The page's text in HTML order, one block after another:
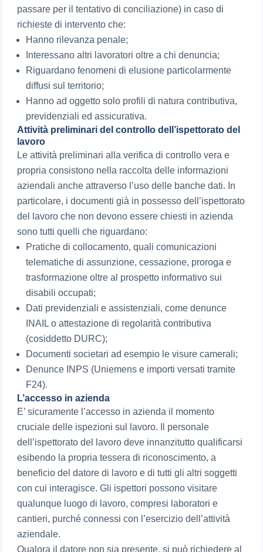
passare per il tentativo di conciliazione) in caso di
richieste di intervento che:
Hanno rilevanza penale;
Interessano altri lavoratori oltre a chi denuncia;
Riguardano fenomeni di elusione particolarmente
diffusi sul territorio;
Hanno ad oggetto solo profili di natura contributiva,
previdenziali ed assicurativa.
Attività preliminari del controllo dell’ispettorato del
lavoro
Le attività preliminari alla verifica di controllo vera e
propria consistono nella raccolta delle informazioni
aziendali anche attraverso l’uso delle banche dati. In
particolare, i documenti già in possesso dell’ispettorato
del lavoro che non devono essere chiesti in azienda
sono tutti quelli che riguardano:
Pratiche di collocamento, quali comunicazioni
telematiche di assunzione, cessazione, proroga e
trasformazione oltre al prospetto informativo sui
disabili occupati;
Dati previdenziali e assistenziali, come denunce
INAIL o attestazione di regolarità contributiva
(cosiddetto DURC);
Documenti societari ad esempio le visure camerali;
Denunce INPS (Uniemens e importi versati tramite
F24).
L’accesso in azienda
E’ sicuramente l’accesso in azienda il momento
cruciale delle ispezioni sul lavoro. Il personale
dell’ispettorato del lavoro deve innanzitutto qualificarsi
esibendo la propria tessera di riconoscimento, a
beneficio del datore di lavoro e di tutti gli altri soggetti
con cui interagisce. Gli ispettori possono visitare
qualunque luogo di lavoro, compresi laboratori e
cantieri, purché connessi con l’esercizio dell’attività
aziendale.
Qualora il datore non sia presente, si può richiedere al